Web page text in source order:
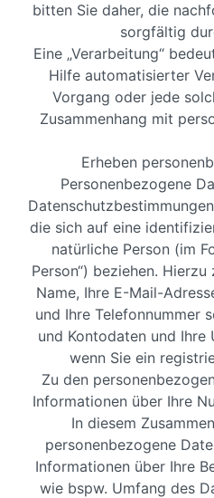
bitten Sie daher, die
sorgfältig
Eine „Verarbeitung“
Hilfe automatisierter
Vorgang oder jede
Zusammenhang mit
Erheben
Personenbezogene
die sich auf eine
natürliche Person (im
Person“) beziehen.
Name, Ihre E-Mail-
und Ihre Telefonnummer
und Kontodaten und Ihre
wenn Sie ein
Zu den
Informationen über Ihre
In diesem
personenbezogene
Informationen über Ihre
wie bspw. Umfang des